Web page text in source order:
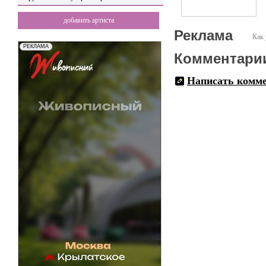
добавить артиста
Как
Реклама
Написать